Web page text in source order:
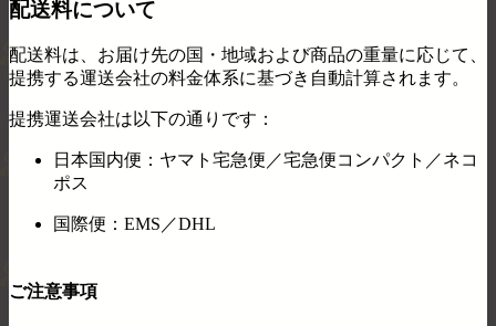
配送料について
配送料は、お届け先の国・地域および商品の重量に応じて、
提携する運送会社の料金体系に基づき自動計算されます。
提携運送会社は以下の通りです：
日本国内便：ヤマト宅急便／宅急便コンパクト／ネコ
ポス
国際便：EMS／DHL
ご注意事項